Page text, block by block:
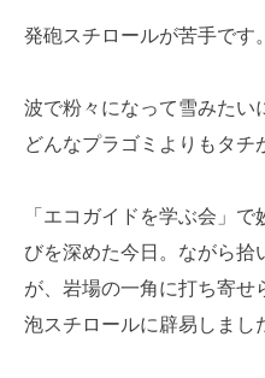
発砲スチロールが苦手です。
波で粉々になって雪みたい
どんなプラゴミよりもタチ
「エコガイドを学ぶ会」
びを深めた今日。ながら拾
が、岩場の一角に打ち寄せ
泡スチロールに辟易しまし